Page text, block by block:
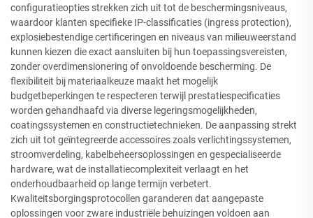
configuratieopties strekken zich uit tot de beschermingsniveaus,
waardoor klanten specifieke IP-classificaties (ingress protection),
explosiebestendige certificeringen en niveaus van milieuweerstand
kunnen kiezen die exact aansluiten bij hun toepassingsvereisten,
zonder overdimensionering of onvoldoende bescherming. De
flexibiliteit bij materiaalkeuze maakt het mogelijk
budgetbeperkingen te respecteren terwijl prestatiespecificaties
worden gehandhaafd via diverse legeringsmogelijkheden,
coatingssystemen en constructietechnieken. De aanpassing strekt
zich uit tot geïntegreerde accessoires zoals verlichtingssystemen,
stroomverdeling, kabelbeheersoplossingen en gespecialiseerde
hardware, wat de installatiecomplexiteit verlaagt en het
onderhoudbaarheid op lange termijn verbetert.
Kwaliteitsborgingsprotocollen garanderen dat aangepaste
oplossingen voor zware industriële behuizingen voldoen aan